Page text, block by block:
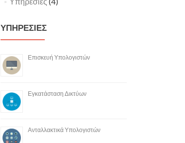
ΥΠΗΡΕΣΙΕΣ
Επισκευή Υπολογιστών
Εγκατάσταση Δικτύων
Ανταλλακτικά Υπολογιστών